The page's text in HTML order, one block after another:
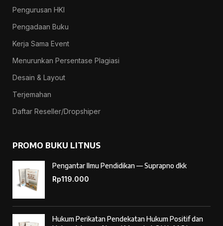
Pengurusan HKI
Pengadaan Buku
Kerja Sama Event
Menurunkan Persentase Plagiasi
Desain & Layout
Terjemahan
Daftar Reseller/Dropshiper
PROMO BUKU LITNUS
Pengantar Ilmu Pendidikan — Suprapno dkk
Rp119.000
Hukum Perikatan Pendekatan Hukum Positif dan